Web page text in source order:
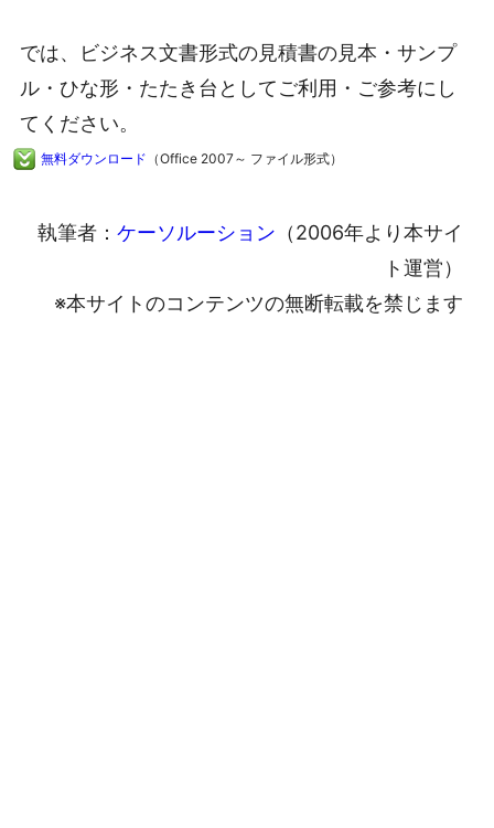
では、ビジネス文書形式の見積書の見本・サンプ
ル・ひな形・たたき台としてご利用・ご参考にし
てください。
無料ダウンロード （Office 2007～ ファイル形式）
執筆者： ケーソルーション （2006年より本サイ
ト運営）
※本サイトのコンテンツの無断転載を禁じます